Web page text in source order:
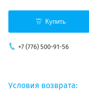
Купить
+7 (776) 500-91-56